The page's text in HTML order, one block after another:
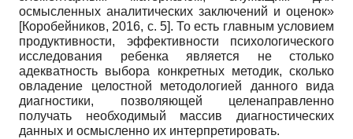
осмысленных аналитических заключений и оценок»
[Коробейников, 2016, с. 5]. То есть главным условием
продуктивности, эффективности психологического
исследования ребенка является не столько
адекватность выбора конкретных методик, сколько
овладение целостной методологией данного вида
диагностики, позволяющей целенаправленно
получать необходимый массив диагностических
данных и осмысленно их интерпретировать.